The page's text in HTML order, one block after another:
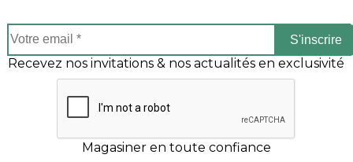
S'inscrire
Recevez nos invitations & nos actualités en exclusivité
Magasiner en toute confiance